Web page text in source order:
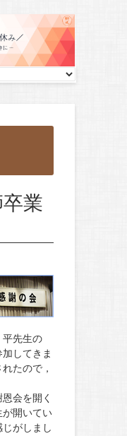
業
平先生の
加してきま
たので，
会を開く
が開いてい
がしまし